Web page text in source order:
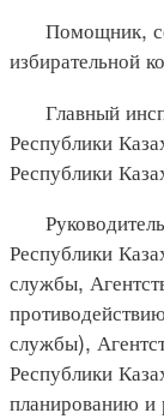
Помощник,
избирательной
Главный
Республики
Республики
Руководитель
Республики
службы,
службы),
Республики
планированию и